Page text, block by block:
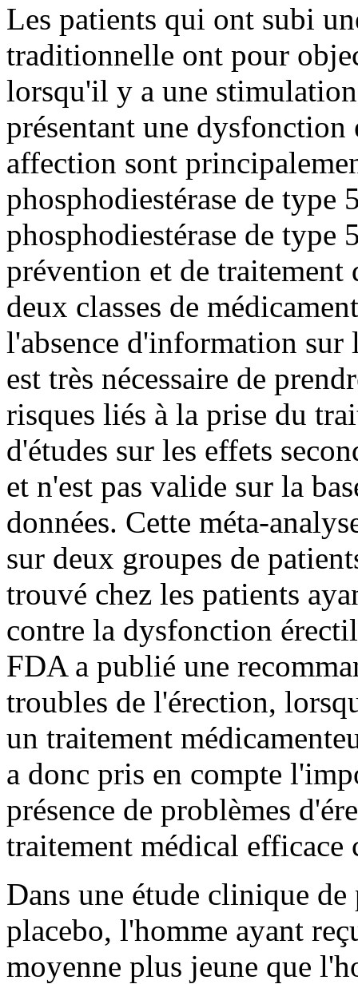
Les patients qui ont subi
traditionnelle ont pour
lorsqu'il y a une
présentant une dysfonction
affection sont
phosphodiestérase de type
phosphodiestérase de type
prévention et de traitement
deux classes de
l'absence d'information sur
est très nécessaire de
risques liés à la prise du
d'études sur les effets
et n'est pas valide sur la
données. Cette méta-
sur deux groupes de
trouvé chez les patients
contre la dysfonction
FDA a publié une
troubles de l'érection,
un traitement
a donc pris en compte
présence de problèmes
traitement médical
Dans une étude clinique
placebo, l'homme ayant
moyenne plus jeune que